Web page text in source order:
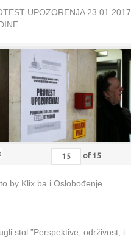
UPOZORENJA 23.01.2017.
of 15
by Klix.ba i Oslobođenje
stol ”Perspektive, održivost, i